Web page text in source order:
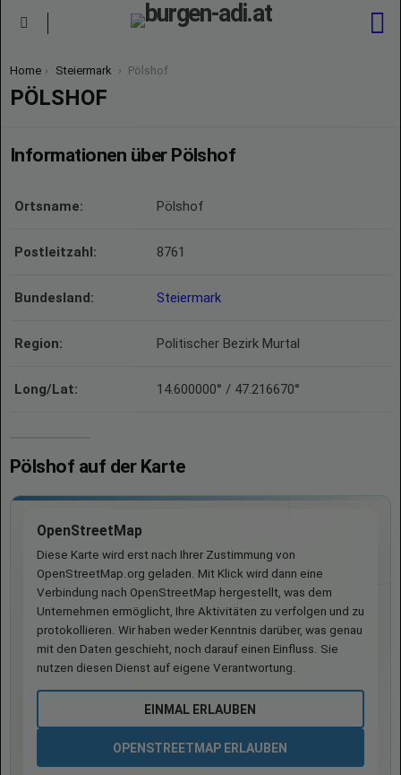
You are here:
Home Steiermark Pölshof
PÖLSHOF
Informationen über Pölshof
Ortsname: Pölshof
Postleitzahl: 8761
Bundesland: Steiermark
Region: Politischer Bezirk Murtal
Long/Lat: 14.600000° / 47.216670°
Pölshof auf der Karte
OpenStreetMap
Diese Karte wird erst nach Ihrer Zustimmung von
OpenStreetMap.org geladen. Mit Klick wird dann eine
Verbindung nach OpenStreetMap hergestellt, was dem
Unternehmen ermöglicht, Ihre Aktivitäten zu verfolgen und zu
protokollieren. Wir haben weder Kenntnis darüber, was genau
mit den Daten geschieht, noch darauf einen Einfluss. Sie
nutzen diesen Dienst auf eigene Verantwortung.
EINMAL ERLAUBEN
OPENSTREETMAP ERLAUBEN